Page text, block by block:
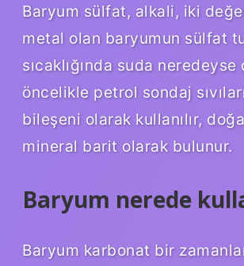
Baryum sülfat, alkali, iki
metal olan baryumun sülfat
sıcaklığında suda neredeyse
öncelikle petrol sondaj
bileşeni olarak kullanılır,
mineral barit olarak bulunur.
Baryum nerede
Baryum karbonat bir